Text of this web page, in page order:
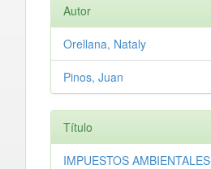
Autor
Orellana, Nataly
Pinos, Juan
Título
IMPUESTOS AMBIENTALES